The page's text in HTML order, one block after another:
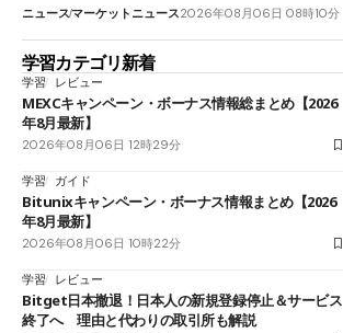
ニュースマーケットニュース2026年08月06日 08時10分
学習カテゴリ新着
学習 レビュー
MEXCキャンペーン・ボーナス情報総まとめ【2026
年8月最新】
2026年08月06日 12時29分
学習 ガイド
Bitunixキャンペーン・ボーナス情報まとめ【2026
年8月最新】
2026年08月06日 10時22分
学習 レビュー
Bitget日本撤退！日本人の新規登録停止＆サービス
終了へ 理由と代わりの取引所も解説